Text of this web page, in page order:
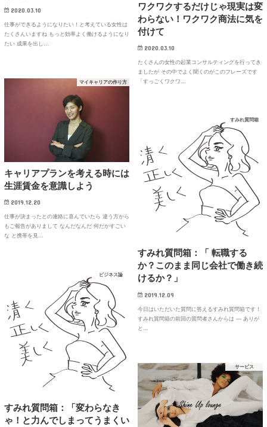
2020.03.10
仕事ができるようになりたい！と考えている女性は
たくさんいますね もっと効率よく働けるようになり
たい 成果を出し…
ワクワクするだけじゃ現実は変
わらない！ワクワク商法に気を
付けて
2020.03.10
たくさんの女性の起業コンサルティングを行ってき
ましたが その中でよく聞くのがこのフレーズです
「すっごくワクワ…
マイキャリアの作り方
キャリアプランを考える時には
生涯賃金を意識しよう
2019.12.20
仕事が決まったとの連絡に喜んでいたら 違う方から
もご報告がありまして なんだなんだ 何だかすごい
な と携帯を見…
すみれ質問箱
すみれ質問箱：「 転職する
か？このまま同じ会社で働き続
けるか？」
2019.12.09
今日はいただいた質問に答えるすみれ質問箱です！
すみれ質問箱の前回の質問者さんからは — ありが
と…
ビジネス論
すみれ質問箱：「変わらなき
ゃ！と力んでしまってうまくい
サービス